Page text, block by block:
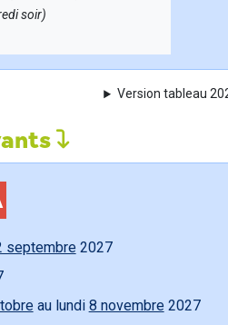
soir)
Version tableau
septembre 2027
au lundi 8 novembre 2027